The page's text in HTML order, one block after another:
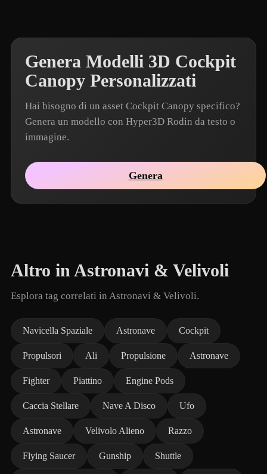
Genera Modelli 3D Cockpit
Canopy Personalizzati
Hai bisogno di un asset Cockpit Canopy specifico?
Genera un modello con Hyper3D Rodin da testo o
immagine.
Genera
Altro in Astronavi & Velivoli
Esplora tag correlati in Astronavi & Velivoli.
Navicella Spaziale Astronave Cockpit
Propulsori Ali Propulsione Astronave
Fighter Piattino Engine Pods
Caccia Stellare Nave A Disco Ufo
Astronave Velivolo Alieno Razzo
Flying Saucer Gunship Shuttle